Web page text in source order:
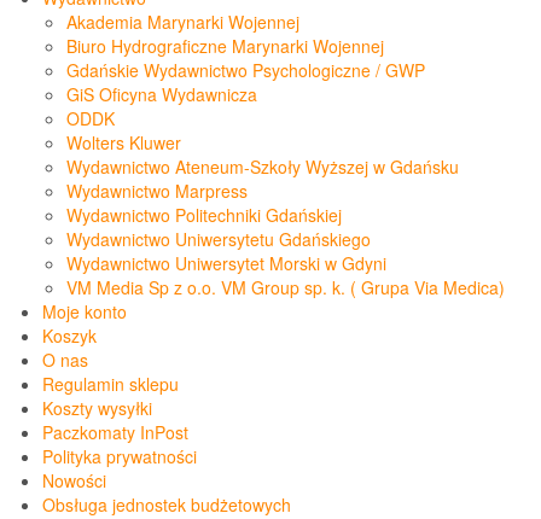
Akademia Marynarki Wojennej
Biuro Hydrograficzne Marynarki Wojennej
Gdańskie Wydawnictwo Psychologiczne / GWP
GiS Oficyna Wydawnicza
ODDK
Wolters Kluwer
Wydawnictwo Ateneum-Szkoły Wyższej w Gdańsku
Wydawnictwo Marpress
Wydawnictwo Politechniki Gdańskiej
Wydawnictwo Uniwersytetu Gdańskiego
Wydawnictwo Uniwersytet Morski w Gdyni
VM Media Sp z o.o. VM Group sp. k. ( Grupa Via Medica)
Moje konto
Koszyk
O nas
Regulamin sklepu
Koszty wysyłki
Paczkomaty InPost
Polityka prywatności
Nowości
Obsługa jednostek budżetowych